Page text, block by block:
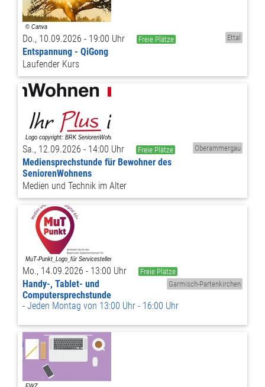
Do., 10.09.2026 - 19:00 Uhr Freie Plätze Ettal
Entspannung - QiGong
Laufender Kurs
Sa., 12.09.2026 - 14:00 Uhr Freie Plätze Oberammergau
Mediensprechstunde für Bewohner des
SeniorenWohnens
Medien und Technik im Alter
Mo., 14.09.2026 - 13:00 Uhr
Freie Plätze
Garmisch-Partenkirchen
Handy-, Tablet- und
Computersprechstunde
Jeden Montag von 13:00 Uhr - 16:00 Uhr